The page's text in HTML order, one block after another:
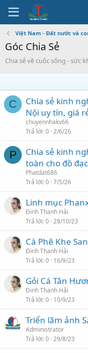
Việt Nam - Đất nước và
Góc Chia Sẻ
Chia sẻ về cuộc sống - sức
C
Chia sẻ kinh
Nội uy tín, giá
chuyennhakv66
Trả lời 0 2/6/26
P
Chia sẻ kinh
toàn cho đồ đạc
Phatdat686
Trả lời 0 7/5/26
Linh mục
Đinh Thanh Hải
Trả lời 0 28/10/23
Cà Phê Khe
Đinh Thanh Hải
Trả lời 0 16/9/23
Gỏi Cá Tân
Đinh Thanh Hải
Trả lời 0 10/9/23
Triển lãm ảnh
Administrator
Trả lời 0 29/8/23